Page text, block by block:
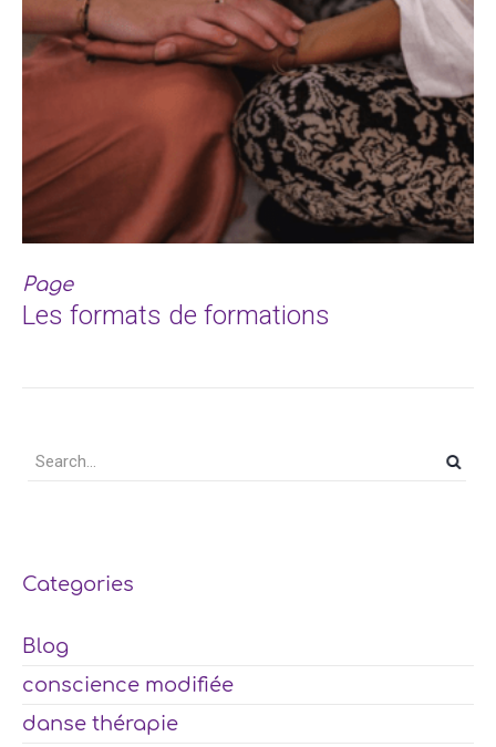
Page
Les formats de formations
Categories
Blog
conscience modifiée
danse thérapie